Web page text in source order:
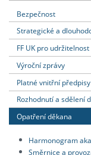
Bezpečnost
Strategické a
FF UK pro udržitelnost
Výroční zprávy
Platné vnitřní předpisy
Rozhodnutí a sdělení
Opatření děkana
Harmonogram
Směrnice a